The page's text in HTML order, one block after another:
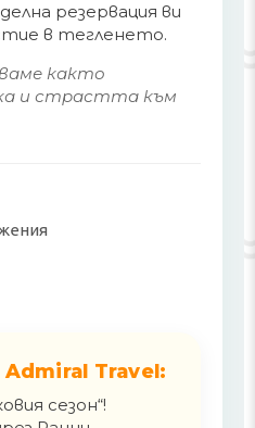
резервация ви
в тегленето.
както
и страстта към
Travel:
сезон“!